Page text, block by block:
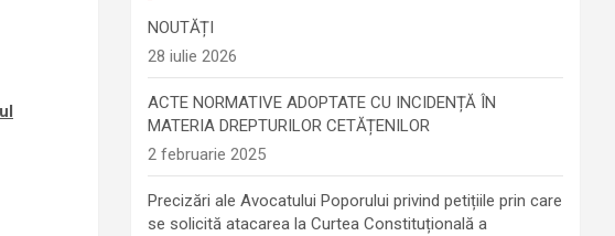
NOUTĂȚI
28 iulie 2026
ACTE NORMATIVE ADOPTATE CU INCIDENȚĂ ÎN
MATERIA DREPTURILOR CETĂȚENILOR
2 februarie 2025
Precizări ale Avocatului Poporului privind petițiile prin care
se solicită atacarea la Curtea Constituțională a